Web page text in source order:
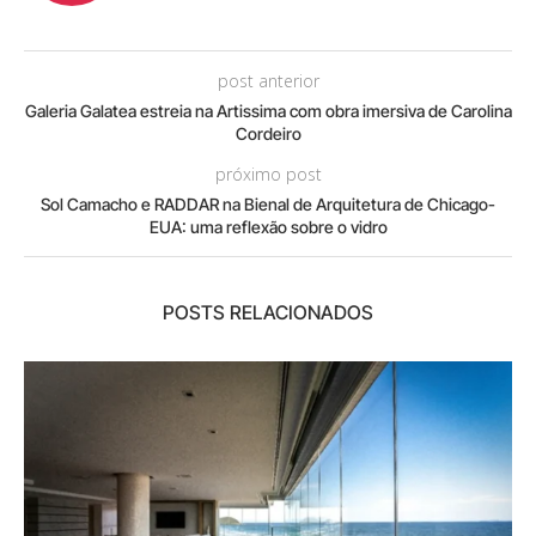
post anterior
Galeria Galatea estreia na Artissima com obra imersiva de Carolina
Cordeiro
próximo post
Sol Camacho e RADDAR na Bienal de Arquitetura de Chicago-
EUA: uma reflexão sobre o vidro
POSTS RELACIONADOS